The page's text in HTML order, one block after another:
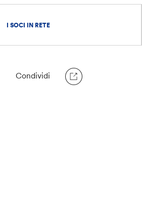
I SOCI IN RETE
Condividi